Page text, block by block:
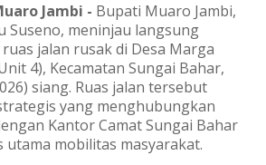
Jambi - Bupati Muaro Jambi,
Suseno, meninjau langsung
jalan rusak di Desa Marga
4), Kecamatan Sungai Bahar,
siang. Ruas jalan tersebut
yang menghubungkan
Kantor Camat Sungai Bahar
utama mobilitas masyarakat.